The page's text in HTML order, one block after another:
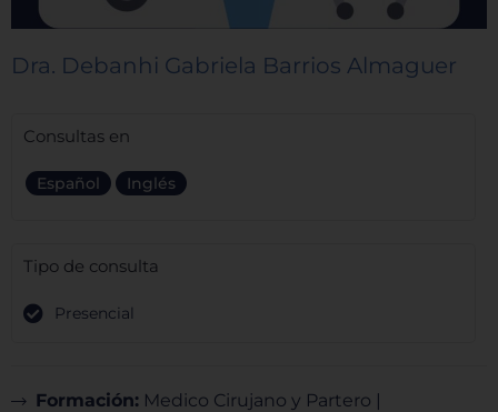
Dra. Debanhi Gabriela Barrios Almaguer
Consultas en
Español Inglés
Tipo de consulta
Presencial
Formación: Medico Cirujano y Partero |